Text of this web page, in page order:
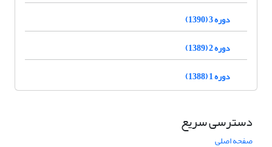
دوره 3 (1390)
دوره 2 (1389)
دوره 1 (1388)
دسترسی سریع
صفحه اصلی